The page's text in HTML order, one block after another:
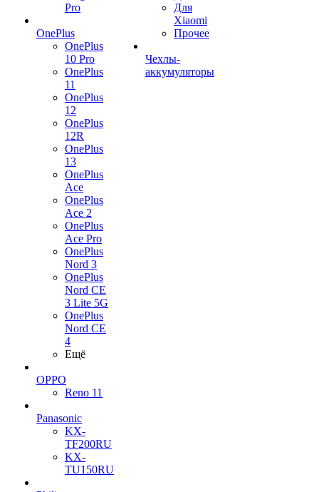
Pro
OnePlus
OnePlus
10 Pro
OnePlus
11
OnePlus
12
OnePlus
12R
OnePlus
13
OnePlus
Ace
OnePlus
Ace 2
OnePlus
Ace Pro
OnePlus
Nord 3
OnePlus
Nord CE
3 Lite 5G
OnePlus
Nord CE
4
Ещё
OPPO
Reno 11
Panasonic
KX-
TF200RU
KX-
TU150RU
Для
Xiaomi
Прочее
Чехлы-
аккумуляторы